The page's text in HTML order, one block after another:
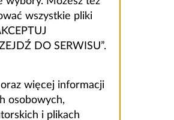
wszystkie pliki
DO SERWISU”.
więcej informacji
osobowych,
i plikach